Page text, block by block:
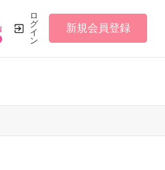
ロ
グ
イ
ン
新規会員登録